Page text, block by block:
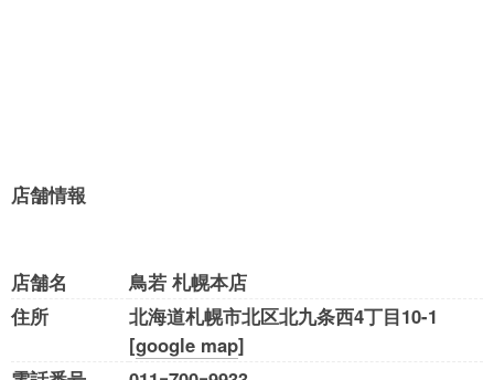
店舗情報
店舗名
鳥若 札幌本店
住所
北海道札幌市北区北九条西4丁目10-1
[google map]